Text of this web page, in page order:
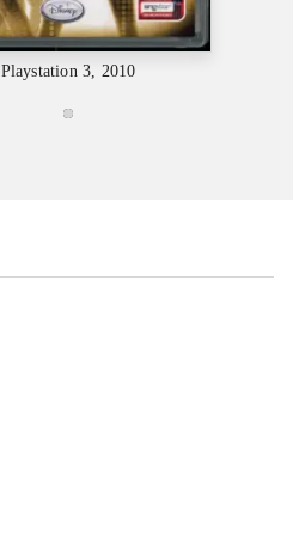
Playstation 3, 2010